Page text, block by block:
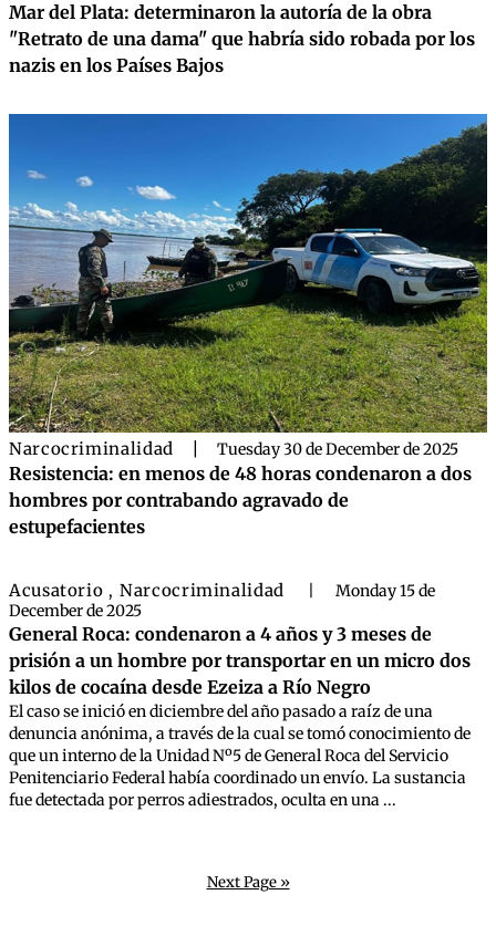
Mar del Plata: determinaron la autoría de la obra
"Retrato de una dama" que habría sido robada por los
nazis en los Países Bajos
Narcocriminalidad Tuesday 30 de December de 2025
Resistencia: en menos de 48 horas condenaron a dos
hombres por contrabando agravado de
estupefacientes
Acusatorio , Narcocriminalidad
Monday 15 de
December de 2025
General Roca: condenaron a 4 años y 3 meses de
prisión a un hombre por transportar en un micro dos
kilos de cocaína desde Ezeiza a Río Negro
El caso se inició en diciembre del año pasado a raíz de una
denuncia anónima, a través de la cual se tomó conocimiento de
que un interno de la Unidad Nº5 de General Roca del Servicio
Penitenciario Federal había coordinado un envío. La sustancia
fue detectada por perros adiestrados, oculta en una ...
Next Page »